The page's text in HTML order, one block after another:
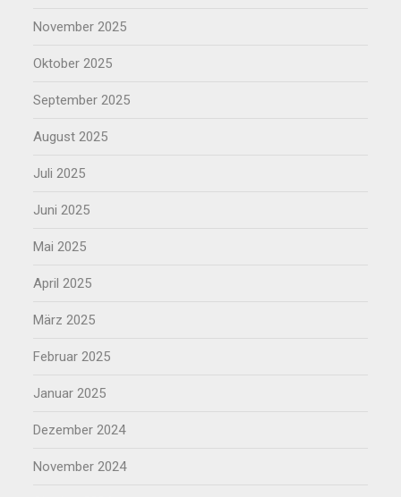
November 2025
Oktober 2025
September 2025
August 2025
Juli 2025
Juni 2025
Mai 2025
April 2025
März 2025
Februar 2025
Januar 2025
Dezember 2024
November 2024